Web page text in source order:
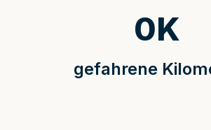
gefahrene
0K